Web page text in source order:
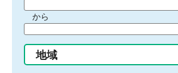
間
始
り
から
間
終
地域